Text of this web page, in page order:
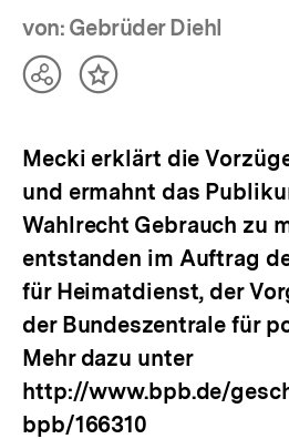
von: Gebrüder Diehl
TeilenInhalt
Mecki erklärt die
und ermahnt das
Wahlrecht Gebrauch zu
entstanden im Auftrag
für Heimatdienst, der
der Bundeszentrale für
Mehr dazu unter
http://www.bpb.de/
bpb/166310